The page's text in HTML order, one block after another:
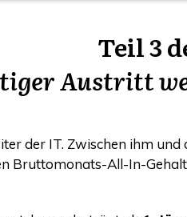
Teil 3
Aus­tritt
der IT. Zwi­schen ihm
Brut­to­mo­nats-All-In-